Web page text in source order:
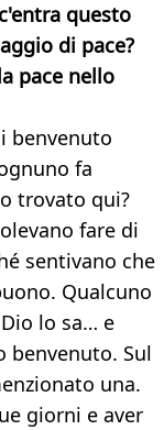
questo
di pace?
pace nello
benvenuto
fa
trovato qui?
fare di
sentivano che
Qualcuno
lo sa… e
benvenuto. Sul
una.
giorni e aver